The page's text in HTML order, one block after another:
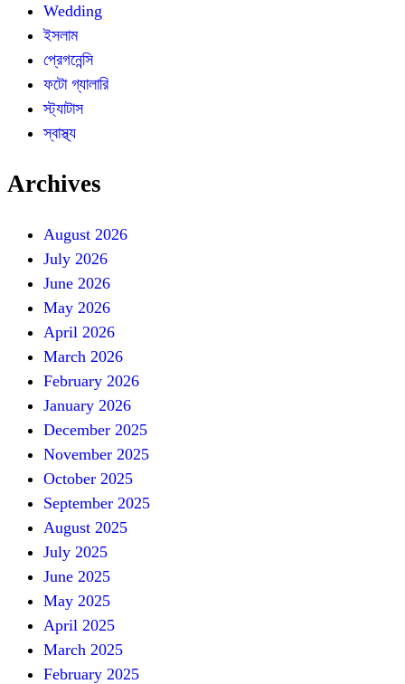
Wedding
ইসলাম
প্রেগনেন্সি
ফটো গ্যালারি
স্ট্যাটাস
স্বাস্থ্য
Archives
August 2026
July 2026
June 2026
May 2026
April 2026
March 2026
February 2026
January 2026
December 2025
November 2025
October 2025
September 2025
August 2025
July 2025
June 2025
May 2025
April 2025
March 2025
February 2025